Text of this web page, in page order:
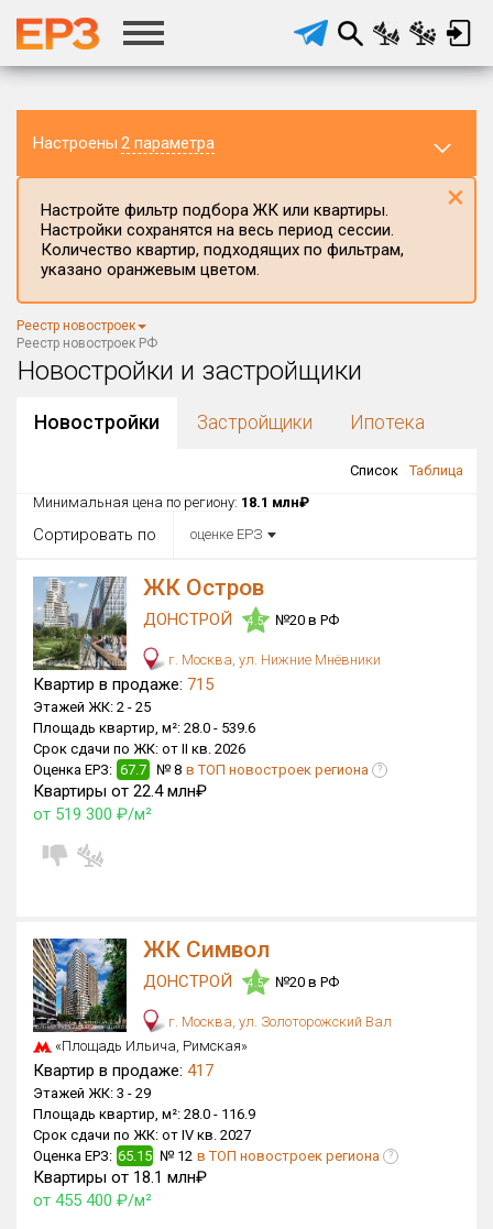
Настроены 2 параметра
Регион ЖК
×
Все регионы
Район в регионе
Все
Все
Район в городе
Цена
от
Общая площадь, м²
от
Срок сдачи
от I кв. 2030 до I кв. 2030
Вид объекта
Только новые
Оценка ЕРЗ ЖК
от
Рейтинг ЕРЗ
Настройте фильтр подбора ЖК или квартиры.
Настройки сохранятся на весь период сессии.
Количество квартир, подходящих по фильтрам,
указано оранжевым цветом.
×
Реестр новостроек
Реестр новостроек РФ
Новостройки и застройщики
Новостройки Застройщики Ипотека
Список
Таблица
Минимальная цена по региону: 18.1 млн₽
Сортировать по оценке ЕРЗ
ЖК Остров
ДОНСТРОЙ 4.5 №20 в РФ
г. Москва, ул. Нижние Мнёвники
Квартир в продаже: 715
Этажей ЖК: 2 - 25
Площадь квартир, м²: 28.0 - 539.6
Срок сдачи по ЖК: от II кв. 2026
Оценка ЕРЗ: 67.7 № 8 в ТОП новостроек региона ?
Квартиры от 22.4 млн₽
от 519 300 ₽/м²
ЖК Символ
ДОНСТРОЙ 4.5 №20 в РФ
г. Москва, ул. Золоторожский Вал
«Площадь Ильича, Римская»
Квартир в продаже: 417
Этажей ЖК: 3 - 29
Площадь квартир, м²: 28.0 - 116.9
Срок сдачи по ЖК: от IV кв. 2027
Оценка ЕРЗ: 65.15 № 12 в ТОП новостроек региона ?
Квартиры от 18.1 млн₽
от 455 400 ₽/м²